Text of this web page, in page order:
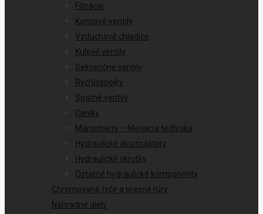
Filtrácie
Koncové ventily
Vzduchové chladiče
Kulové ventily
Sekvenčné ventily
Rýchlospojky
Spätné ventily
Cievky
Manomerty – Meriacia technika
Hydraulické akumulátory
Hydraulické skrutky
Ostatné hydraulické komponenty
Chromované tyče a presné rúry
Náhradné diely